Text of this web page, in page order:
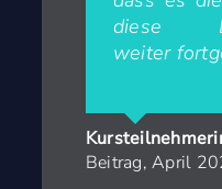
diese
weiter
Beitrag, April